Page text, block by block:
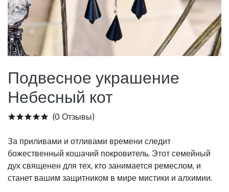
Подвесное украшение
Небесный кот
(0 Отзывы)
За приливами и отливами времени следит
божественный кошачий покровитель. Этот семейный
дух священен для тех, кто занимается ремеслом, и
станет вашим защитником в мире мистики и алхимии.